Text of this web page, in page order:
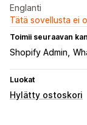
Englanti
Tätä sovellusta ei
Toimii seuraavan
Shopify Admin
Luokat
Hylätty ostoskori